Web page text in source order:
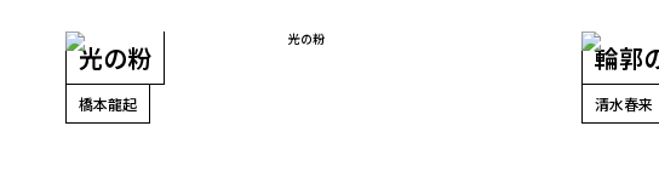
光の粉
橋本龍起
輪郭
清水春来